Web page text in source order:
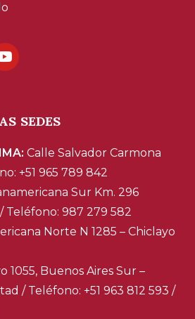
SEDES
Calle Salvador Carmona
+51 965 789 842
Sur Km. 296
Teléfono: 987 279 582
Norte N 1285 – Chiclayo
1055, Buenos Aires Sur –
/ Teléfono: +51 963 812 593 /